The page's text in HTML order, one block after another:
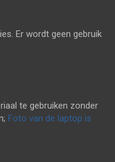
Er wordt geen gebruik
te gebruiken zonder
Foto van de laptop is